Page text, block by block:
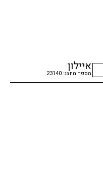
איילון
מספר מיוצג: 23140